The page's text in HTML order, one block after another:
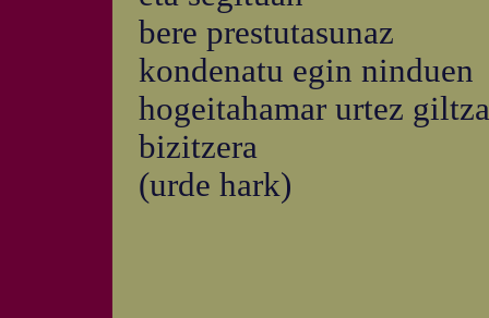
bere prestutasunaz
kondenatu egin ninduen
hogeitahamar urtez
bizitzera
(urde hark)